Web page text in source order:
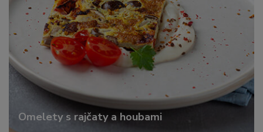
Omelety s rajčaty a houbami